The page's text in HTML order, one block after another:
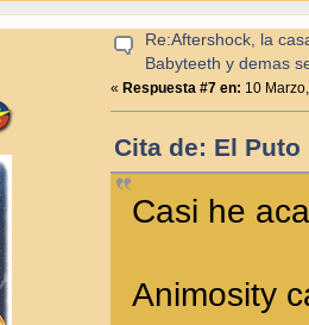
Re:Aftershock, la
Babyteeth y demas
« Respuesta #7 en: 10
Cita de: El Puto
Casi he
Animosity